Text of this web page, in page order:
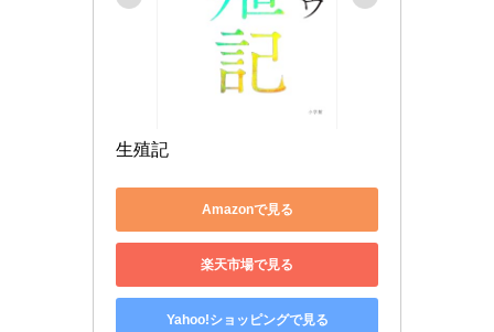
生殖記
Amazonで見る
楽天市場で見る
Yahoo!ショッピングで見る